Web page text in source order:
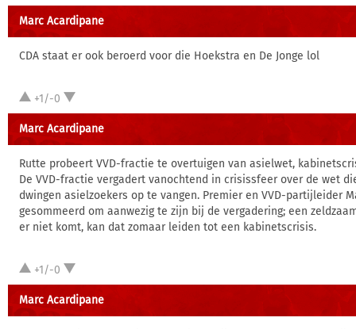
Marc Acardipane
CDA staat er ook beroerd voor die Hoekstra en De Jonge lol
+1/-0
Marc Acardipane
Rutte probeert VVD-fractie te overtuigen van asielwet,
De VVD-fractie vergadert vanochtend in crisissfeer over de wet
dwingen asielzoekers op te vangen. Premier en VVD-partijleider
gesommeerd om aanwezig te zijn bij de vergadering; een
er niet komt, kan dat zomaar leiden tot een kabinetscrisis.
+1/-0
Marc Acardipane